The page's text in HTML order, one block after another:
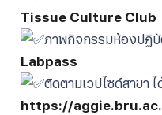
Tissue Culture Club
ภาพกิจกรรมห้องปฏิบั
Labpass
ติดตามเวปไซด์สาขา ไ
https://